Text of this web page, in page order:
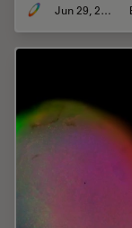
Jun 29, 2026